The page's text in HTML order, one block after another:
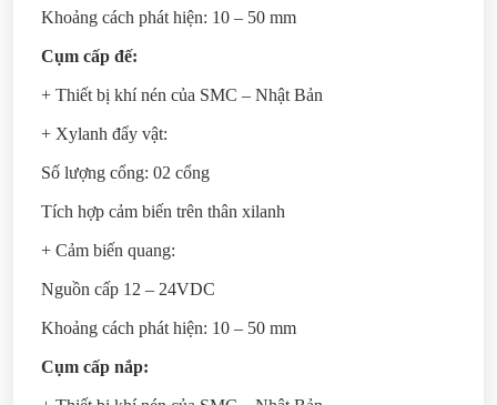
Khoảng cách phát hiện: 10 – 50 mm
Cụm cấp đế:
+ Thiết bị khí nén của SMC – Nhật Bản
+ Xylanh đẩy vật:
Số lượng cổng: 02 cổng
Tích hợp cảm biến trên thân xilanh
+ Cảm biến quang:
Nguồn cấp 12 – 24VDC
Khoảng cách phát hiện: 10 – 50 mm
Cụm cấp nắp: